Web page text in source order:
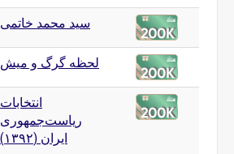
سید محمد خاتمی
لحظه گرگ و میش
انتخابات
ریاست‌جمهوری
ایران (۱۳۹۲)